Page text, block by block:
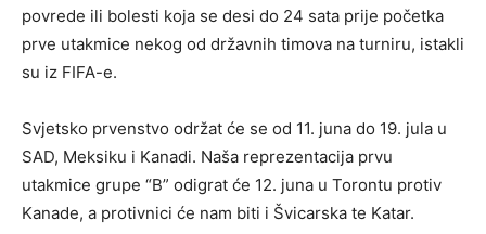
povrede ili bolesti koja se desi do 24 sata prije početka
prve utakmice nekog od državnih timova na turniru, istakli
su iz FIFA-e.
Svjetsko prvenstvo održat će se od 11. juna do 19. jula u
SAD, Meksiku i Kanadi. Naša reprezentacija prvu
utakmice grupe “B” odigrat će 12. juna u Torontu protiv
Kanade, a protivnici će nam biti i Švicarska te Katar.